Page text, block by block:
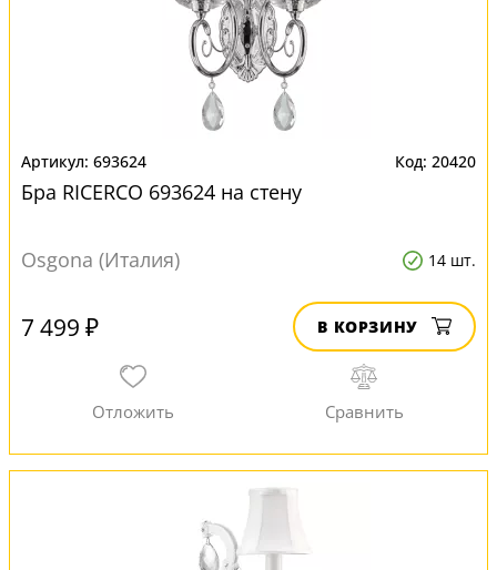
693624 20420
Бра RICERCO 693624 на стену
Osgona (Италия) 14 шт.
7 499 ₽ В КОРЗИНУ